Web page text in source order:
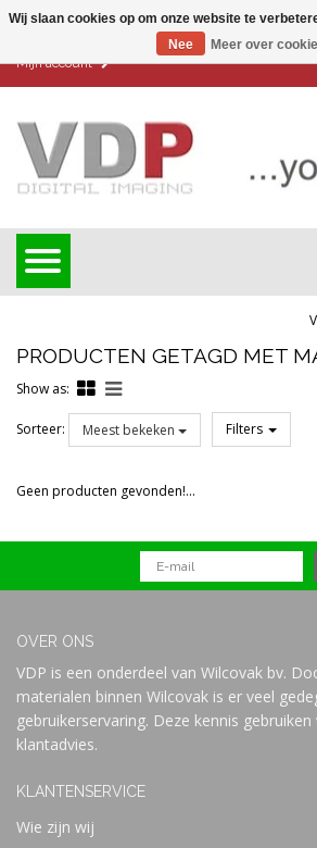
Mijn account
PRODUCTEN GETAGD MET
Show as:
Sorteer: Meest bekeken Filters
Prijs
Geen producten gevonden!...
OVER ONS
VDP is een onderdeel van Wilcovak bv.
materialen binnen Wilcovak is er veel
gebruikerservaring. Deze kennis
klantadvies.
KLANTENSERVICE
Wie zijn wij
Wij slaan cookies op om onze website te
Nee
Meer over